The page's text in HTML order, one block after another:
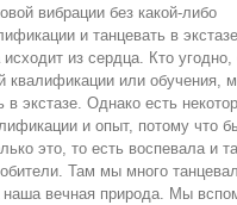
вибрации без какой-либо
и танцевать в
из сердца. Кто угодно,
квалификации или обучения,
в экстазе. Однако есть
и опыт, потому что
это, то есть воспевала и
Там мы много
вечная природа. Мы